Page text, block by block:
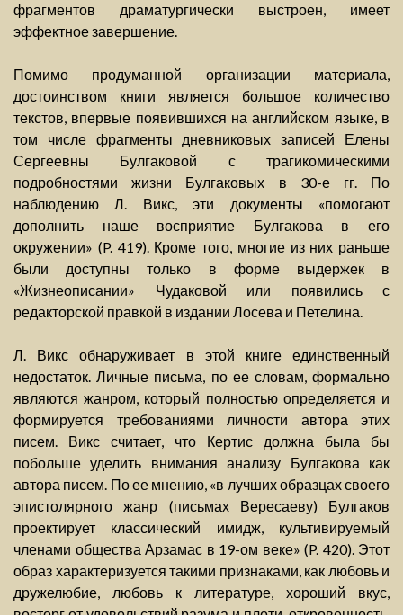
фрагментов драматургически выстроен, имеет
эффектное завершение.
Помимо продуманной организации материала,
достоинством книги является большое количество
текстов, впервые появившихся на английском языке, в
том числе фрагменты дневниковых записей Елены
Сергеевны Булгаковой с трагикомическими
подробностями жизни Булгаковых в 30-е гг. По
наблюдению Л. Викс, эти документы «помогают
дополнить наше восприятие Булгакова в его
окружении» (P. 419). Кроме того, многие из них раньше
были доступны только в форме выдержек в
«Жизнеописании» Чудаковой или появились с
редакторской правкой в издании Лосева и Петелина.
Л. Викс обнаруживает в этой книге единственный
недостаток. Личные письма, по ее словам, формально
являются жанром, который полностью определяется и
формируется требованиями личности автора этих
писем. Викс считает, что Кертис должна была бы
побольше уделить внимания анализу Булгакова как
автора писем. По ее мнению, «в лучших образцах своего
эпистолярного жанр (письмах Вересаеву) Булгаков
проектирует классический имидж, культивируемый
членами общества Арзамас в 19-ом веке» (P. 420). Этот
образ характеризуется такими признаками, как любовь и
дружелюбие, любовь к литературе, хороший вкус,